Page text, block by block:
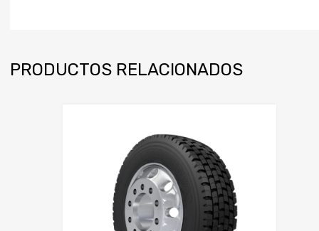
PRODUCTOS RELACIONADOS